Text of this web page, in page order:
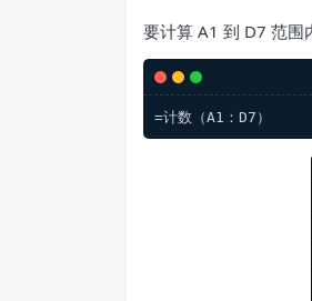
要计算 A1 到 D7 范围
=计数（A1：D7）